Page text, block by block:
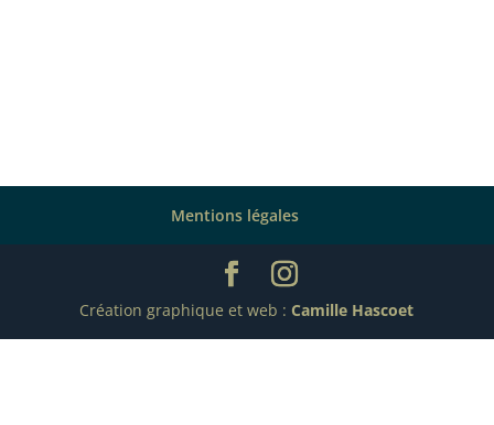
Mentions légales
Création graphique et web : Camille Hascoet